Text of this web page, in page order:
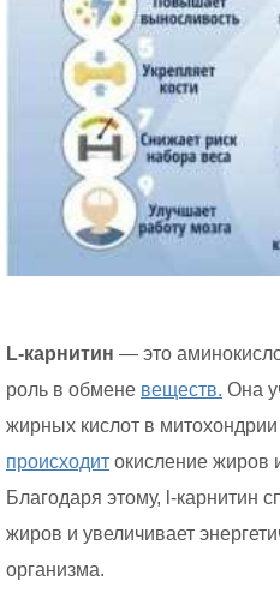
L-карнитин — это
роль в обмене веществ. Она
жирных кислот в
происходит окисление жиров
Благодаря этому, l-карнитин
жиров и увеличивает
организма.